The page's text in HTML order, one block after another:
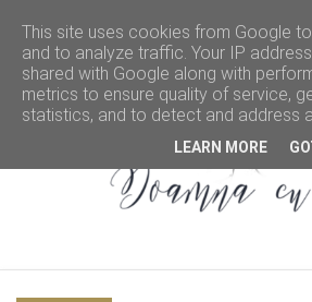
This site uses cookies from Google
and to analyze traffic. Your IP
shared with Google along with
metrics to ensure quality of service,
statistics, and to detect and address
LEARN MORE